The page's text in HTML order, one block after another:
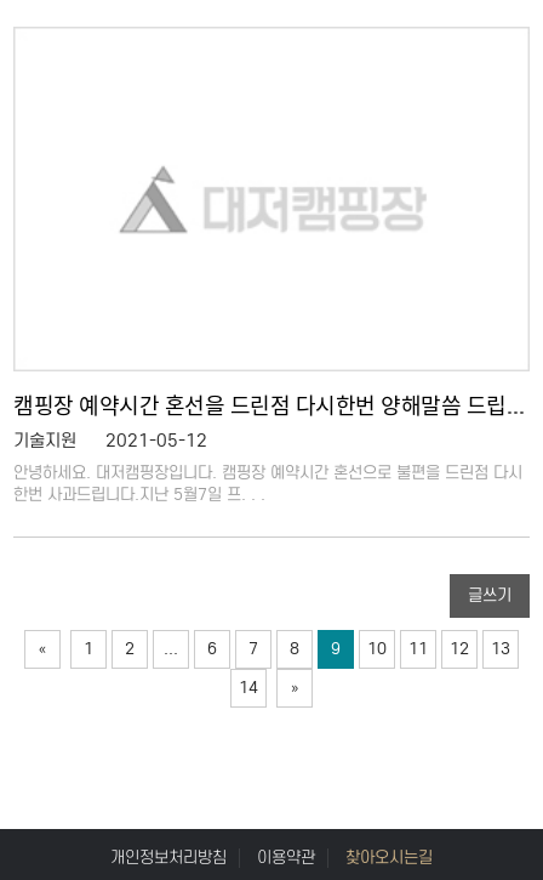
캠핑장 예약시간 혼선을 드린점 다시한번 양해말씀 드립니다.
기술지원 2021-05-12
안녕하세요. 대저캠핑장입니다. 캠핑장 예약시간 혼선으로 불편을 드린점 다시
한번 사과드립니다.지난 5월7일 프. . .
글쓰기
« 1 2 ... 6 7 8 9 10 11 12
13
14
»
개인정보처리방침 이용약관 찾아오시는길